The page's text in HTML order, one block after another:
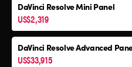
DaVinci ResolveMini Panel
US$2,319
DaVinci Resolve Advanced
US$33,915